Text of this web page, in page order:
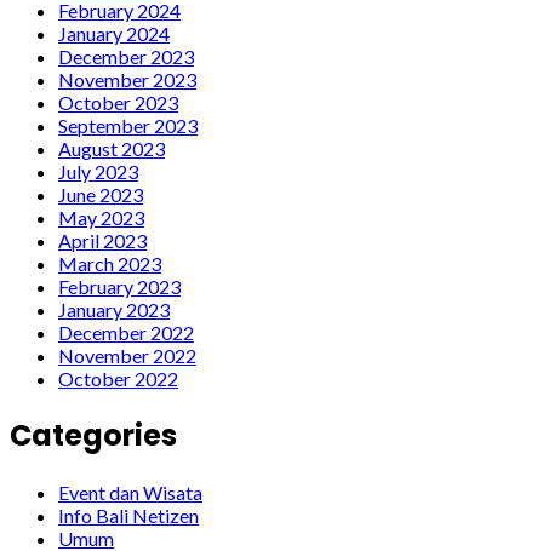
February 2024
January 2024
December 2023
November 2023
October 2023
September 2023
August 2023
July 2023
June 2023
May 2023
April 2023
March 2023
February 2023
January 2023
December 2022
November 2022
October 2022
Categories
Event dan Wisata
Info Bali Netizen
Umum